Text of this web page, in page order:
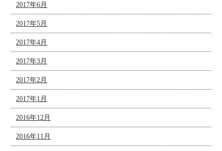
2017年6月
2017年5月
2017年4月
2017年3月
2017年2月
2017年1月
2016年12月
2016年11月